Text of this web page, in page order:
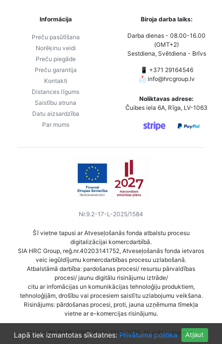
Lapā tiek izmantotas sīkdatnes: Privātuma politika Atļaut
Informācija
Preču pasūtīšana
Norēķinu veidi
Preču piegāde
Preču garantija
Kontakti
Distances līgums
Saistību atruna
Datu aizsardzība
Par mums
Biroja darba laiks:
Darba dienas - 08.00-16.00
(GMT+2)
Sestdiena, Svētdiena - Brīvs
📱 +371 29164546
📩 info@hrcgroup.lv
Noliktavas adrese:
Čuibes iela 6A, Rīga, LV-1063
Nr.9.2-17-L-2025/1584
Šī vietne tapusi ar Atveseļošanās fonda atbalstu procesu
digitalizācijai komercdarbībā.
SIA HRC Group, reģ.nr.40203141752, Atveseļošanās fonda ietvaros
veic iegūldījumu komercdarbības procesu uzlabošanā.
Atbalstāmā darbība: pardošanas procesi/ resursu pārvaldības
procesi/ jaunu digitālu risinājumu iztrāde/
citu ar infomācijas un komunikācijas tehnoloģiju produktiem,
tehnoloģijām, drošību vai procesiem saistītu uzlabojumu veikšana.
Risinājums: pārdošanas procesi, proti, jauna uzņēmuma tīmekļa
vietne ar e-komercijas risinājumu.
Copyright © HRCGROUP.LV, 2018-2026. All rights reserved.